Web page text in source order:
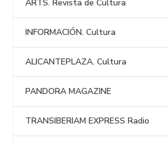
ARTS. Revista de Cultura
INFORMACIÓN. Cultura
ALICANTEPLAZA. Cultura
PANDORA MAGAZINE
TRANSIBERIAM EXPRESS Radio